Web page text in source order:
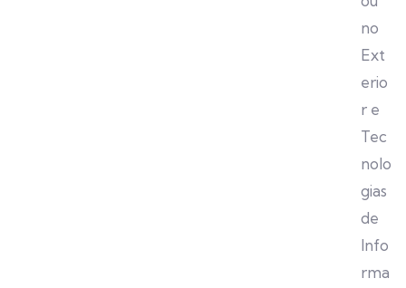
no
Ext
erio
r e
Tec
nolo
gias
de
Info
rma